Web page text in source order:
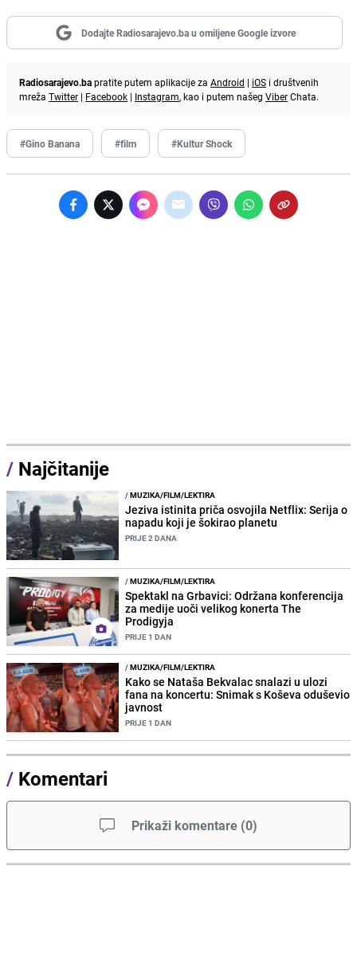
Dodajte Radiosarajevo.ba u omiljene Google izvore
Radiosarajevo.bapratite putem aplikacije za Android | iOS i društvenih
mreža Twitter | Facebook | Instagram, kao i putem našeg ViberChata.
#Gino Banana #film #Kultur Shock
/ Najčitanije
/MUZIKA/FILM/LEKTIRA
Jeziva istinita priča osvojila Netflix: Serija o
napadu koji je šokirao planetu
PRIJE 2 DANA
/MUZIKA/FILM/LEKTIRA
Spektakl na Grbavici: Održana konferencija
za medije uoči velikog konerta The
Prodigyja
PRIJE 1 DAN
/MUZIKA/FILM/LEKTIRA
Kako se Nataša Bekvalac snalazi u ulozi
fana na koncertu: Snimak s Koševa oduševio
javnost
PRIJE 1 DAN
/ Komentari
Prikaži komentare (0)